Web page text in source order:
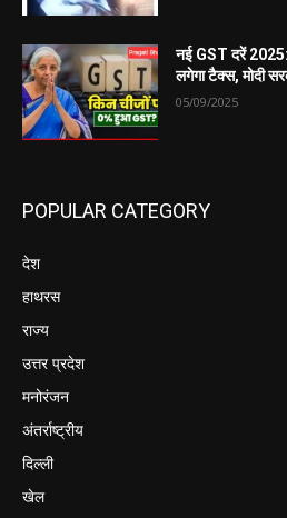
नई GST दरें 2025:
लगेगा टैक्स, मोदी
05/09/2025
POPULAR CATEGORY
देश
हाथरस
राज्य
उत्तर प्रदेश
मनोरंजन
अंतर्राष्ट्रीय
दिल्ली
खेल